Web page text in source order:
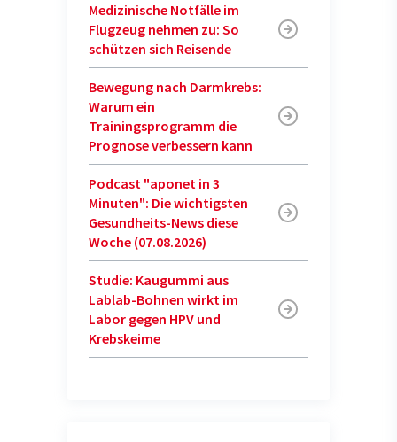
Medizinische Notfälle im
Flugzeug nehmen zu: So
schützen sich Reisende
Bewegung nach Darmkrebs:
Warum ein
Trainingsprogramm die
Prognose verbessern kann
Podcast "aponet in 3
Minuten": Die wichtigsten
Gesundheits-News diese
Woche (07.08.2026)
Studie: Kaugummi aus
Lablab-Bohnen wirkt im
Labor gegen HPV und
Krebskeime